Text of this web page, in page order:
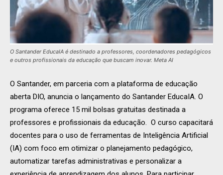
O Santander EducaIA é destinado a professores, coordenadores pedagógicos
e outros profissionais da educação que buscam inovar. Meta AI
O Santander, em parceria com a plataforma de educação
aberta DIO, anuncia o lançamento do Santander EducaIA. O
programa oferece 15 mil bolsas gratuitas destinada a
professores e profissionais da educação. O curso capacitará
docentes para o uso de ferramentas de Inteligência Artificial
(IA) com foco em otimizar o planejamento pedagógico,
automatizar tarefas administrativas e personalizar a